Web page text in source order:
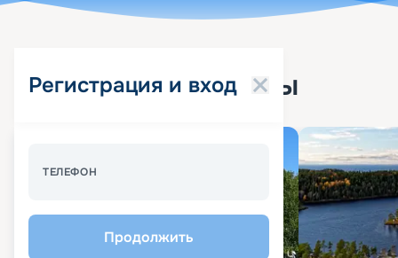
Регистрация и вход
ТЕЛЕФОН
Продолжить
Популярные круизы